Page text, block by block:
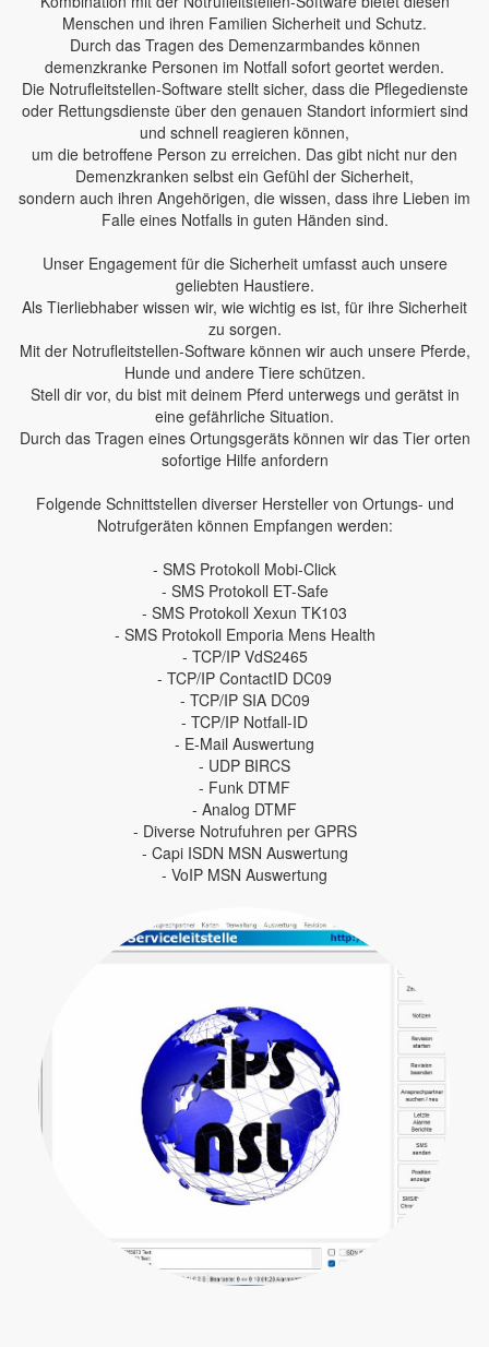
Menschen und ihren Familien Sicherheit und Schutz.
Durch das Tragen des Demenzarmbandes können
demenzkranke Personen im Notfall sofort geortet werden.
Die Notrufleitstellen-Software stellt sicher, dass die Pflegedienste
oder Rettungsdienste über den genauen Standort informiert sind
und schnell reagieren können,
um die betroffene Person zu erreichen. Das gibt nicht nur den
Demenzkranken selbst ein Gefühl der Sicherheit,
sondern auch ihren Angehörigen, die wissen, dass ihre Lieben im
Falle eines Notfalls in guten Händen sind.
Unser Engagement für die Sicherheit umfasst auch unsere
geliebten Haustiere.
Als Tierliebhaber wissen wir, wie wichtig es ist, für ihre Sicherheit
zu sorgen.
Mit der Notrufleitstellen-Software können wir auch unsere Pferde,
Hunde und andere Tiere schützen.
Stell dir vor, du bist mit deinem Pferd unterwegs und gerätst in
eine gefährliche Situation.
Durch das Tragen eines Ortungsgeräts können wir das Tier orten
sofortige Hilfe anfordern
Folgende Schnittstellen diverser Hersteller von Ortungs- und
Notrufgeräten können Empfangen werden:
- SMS Protokoll Mobi-Click
- SMS Protokoll ET-Safe
- SMS Protokoll Xexun TK103
- SMS Protokoll Emporia Mens Health
- TCP/IP VdS2465
- TCP/IP ContactID DC09
- TCP/IP SIA DC09
- TCP/IP Notfall-ID
- E-Mail Auswertung
- UDP BIRCS
- Funk DTMF
- Analog DTMF
- Diverse Notrufuhren per GPRS
- Capi ISDN MSN Auswertung
- VoIP MSN Auswertung